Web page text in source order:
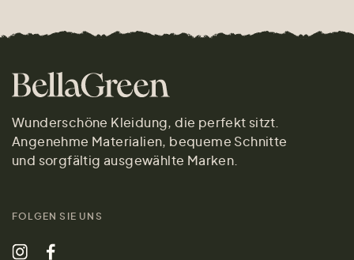
Wunderschöne Kleidung, die perfekt sitzt.
Angenehme Materialien, bequeme Schnitte
und sorgfältig ausgewählte Marken.
FOLGEN SIE UNS